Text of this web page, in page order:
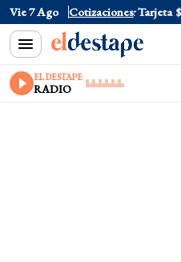
Vie 7 Ago Cotizaciones
$1520 Dólar Tarjeta
EL DESTAPE
RADIO